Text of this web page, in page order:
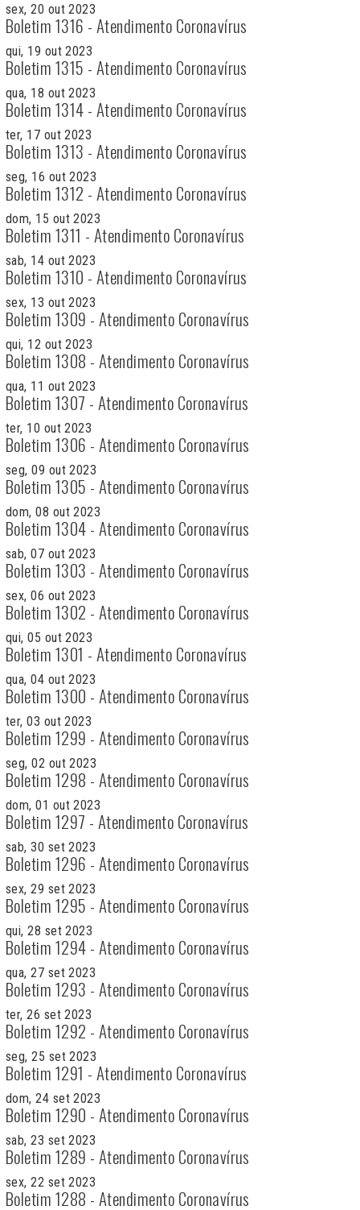
sex, 20 out 2023
Boletim 1316 - Atendimento Coronavírus
qui, 19 out 2023
Boletim 1315 - Atendimento Coronavírus
qua, 18 out 2023
Boletim 1314 - Atendimento Coronavírus
ter, 17 out 2023
Boletim 1313 - Atendimento Coronavírus
seg, 16 out 2023
Boletim 1312 - Atendimento Coronavírus
dom, 15 out 2023
Boletim 1311 - Atendimento Coronavírus
sab, 14 out 2023
Boletim 1310 - Atendimento Coronavírus
sex, 13 out 2023
Boletim 1309 - Atendimento Coronavírus
qui, 12 out 2023
Boletim 1308 - Atendimento Coronavírus
qua, 11 out 2023
Boletim 1307 - Atendimento Coronavírus
ter, 10 out 2023
Boletim 1306 - Atendimento Coronavírus
seg, 09 out 2023
Boletim 1305 - Atendimento Coronavírus
dom, 08 out 2023
Boletim 1304 - Atendimento Coronavírus
sab, 07 out 2023
Boletim 1303 - Atendimento Coronavírus
sex, 06 out 2023
Boletim 1302 - Atendimento Coronavírus
qui, 05 out 2023
Boletim 1301 - Atendimento Coronavírus
qua, 04 out 2023
Boletim 1300 - Atendimento Coronavírus
ter, 03 out 2023
Boletim 1299 - Atendimento Coronavírus
seg, 02 out 2023
Boletim 1298 - Atendimento Coronavírus
dom, 01 out 2023
Boletim 1297 - Atendimento Coronavírus
sab, 30 set 2023
Boletim 1296 - Atendimento Coronavírus
sex, 29 set 2023
Boletim 1295 - Atendimento Coronavírus
qui, 28 set 2023
Boletim 1294 - Atendimento Coronavírus
qua, 27 set 2023
Boletim 1293 - Atendimento Coronavírus
ter, 26 set 2023
Boletim 1292 - Atendimento Coronavírus
seg, 25 set 2023
Boletim 1291 - Atendimento Coronavírus
dom, 24 set 2023
Boletim 1290 - Atendimento Coronavírus
sab, 23 set 2023
Boletim 1289 - Atendimento Coronavírus
sex, 22 set 2023
Boletim 1288 - Atendimento Coronavírus